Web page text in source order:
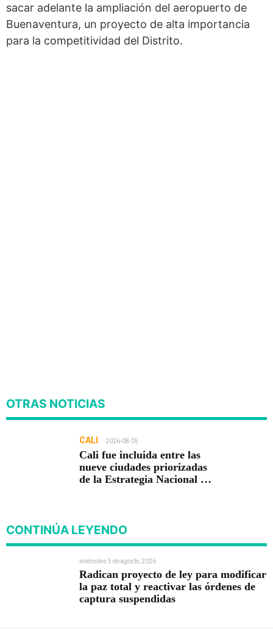
sacar adelante la ampliación del aeropuerto de
Buenaventura, un proyecto de alta importancia
para la competitividad del Distrito.
OTRAS NOTICIAS
CALI 2026-08-05
Cali fue incluida entre las
nueve ciudades priorizadas
de la Estrategia Nacional de
CONTINÚA LEYENDO
miércoles 5 de agosto, 2026
Radican proyecto de ley para modificar
la paz total y reactivar las órdenes de
captura suspendidas